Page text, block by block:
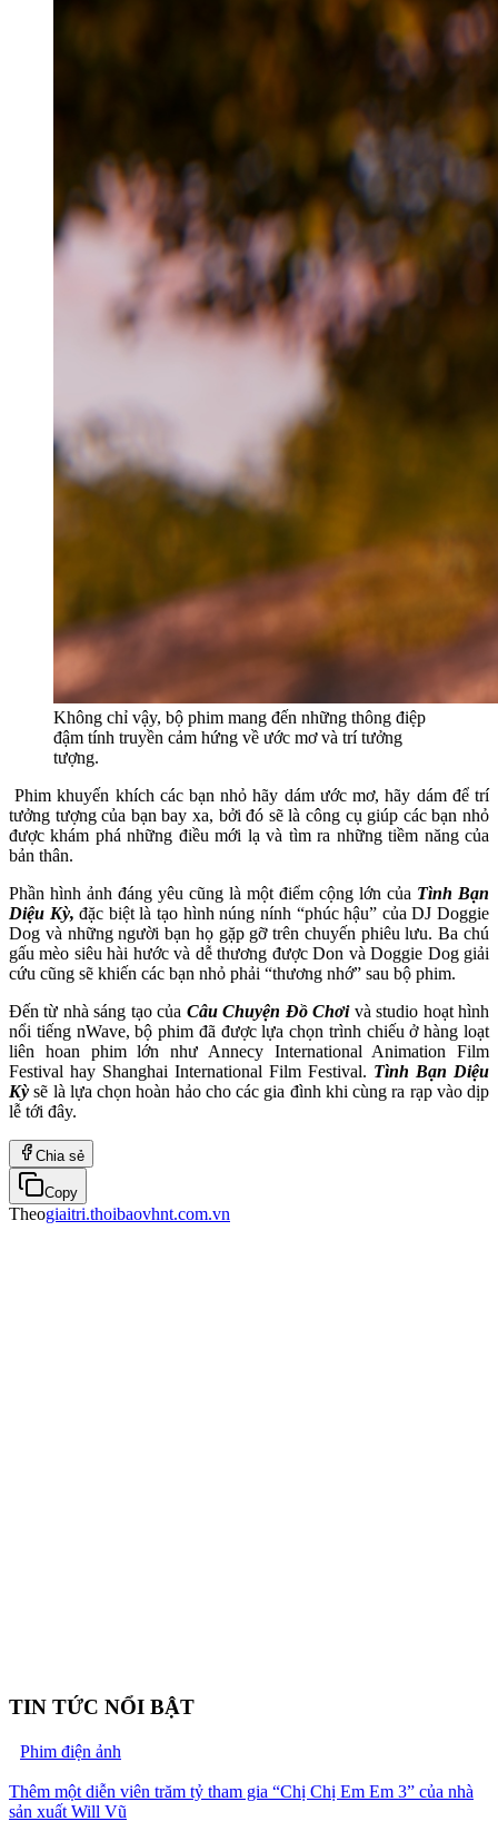
Không chỉ vậy, bộ phim mang đến những thông điệp
đậm tính truyền cảm hứng về ước mơ và trí tưởng
tượng.
Phim khuyến khích các bạn nhỏ hãy dám ước mơ, hãy dám để trí
tưởng tượng của bạn bay xa, bởi đó sẽ là công cụ giúp các bạn nhỏ
được khám phá những điều mới lạ và tìm ra những tiềm năng của
bản thân.
Phần hình ảnh đáng yêu cũng là một điểm cộng lớn của Tình Bạn
Diệu Kỳ,đặc biệt là tạo hình núng nính “phúc hậu” của DJ Doggie
Dog và những người bạn họ gặp gỡ trên chuyến phiêu lưu. Ba chú
gấu mèo siêu hài hước và dễ thương được Don và Doggie Dog giải
cứu cũng sẽ khiến các bạn nhỏ phải “thương nhớ” sau bộ phim.
Đến từ nhà sáng tạo của Câu Chuyện Đồ Chơi và studio hoạt hình
nổi tiếng nWave, bộ phim đã được lựa chọn trình chiếu ở hàng loạt
liên hoan phim lớn như Annecy International Animation Film
Festival hay Shanghai International Film Festival. Tình Bạn Diệu
Kỳsẽ là lựa chọn hoàn hảo cho các gia đình khi cùng ra rạp vào dịp
lễ tới đây.
Chia sẻ
Copy
Theogiaitri.thoibaovhnt.com.vn
TIN TỨC NỔI BẬT
Phim điện ảnh
Thêm một diễn viên trăm tỷ tham gia “Chị Chị Em Em 3” của nhà
sản xuất Will Vũ